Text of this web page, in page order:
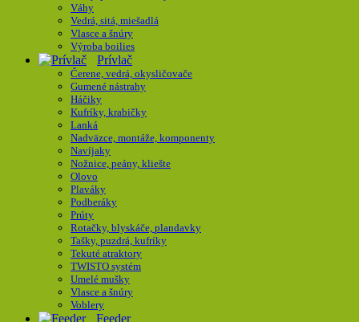
Váhy
Vedrá, sitá, miešadlá
Vlasce a šnúry
Výroba boilies
Prívlač
Čerene, vedrá, okysličovače
Gumené nástrahy
Háčiky
Kufríky, krabičky
Lanká
Nadväzce, montáže, komponenty
Navíjaky
Nožnice, peány, kliešte
Olovo
Plaváky
Podberáky
Prúty
Rotačky, blyskáče, plandavky
Tašky, puzdrá, kufríky
Tekuté atraktory
TWISTO systém
Umelé mušky
Vlasce a šnúry
Voblery
Feeder